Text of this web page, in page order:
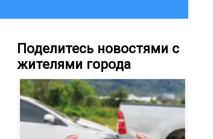
Поделитесь новостями с
жителями города